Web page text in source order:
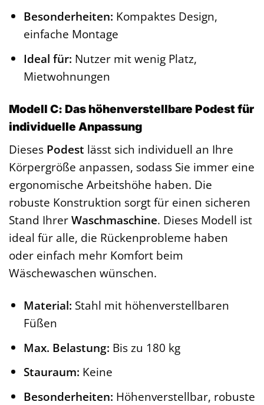
Besonderheiten: Kompaktes Design,
einfache Montage
Ideal für: Nutzer mit wenig Platz,
Mietwohnungen
Modell C: Das höhenverstellbare Podest für
individuelle Anpassung
Dieses Podest lässt sich individuell an Ihre
Körpergröße anpassen, sodass Sie immer eine
ergonomische Arbeitshöhe haben. Die
robuste Konstruktion sorgt für einen sicheren
Stand IhrerWaschmaschine. Dieses Modell ist
ideal für alle, die Rückenprobleme haben
oder einfach mehr Komfort beim
Wäschewaschen wünschen.
Material: Stahl mit höhenverstellbaren
Füßen
Max. Belastung: Bis zu 180 kg
Stauraum: Keine
Besonderheiten: Höhenverstellbar, robuste